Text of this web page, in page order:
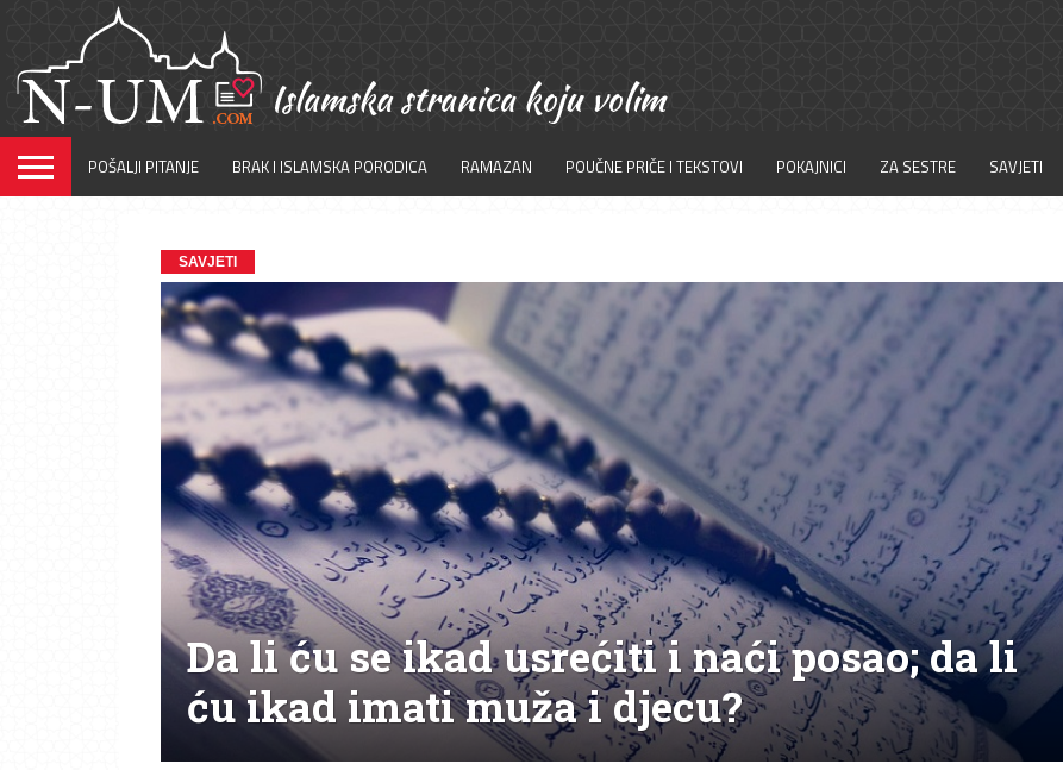
POŠALJI PITANJE BRAK I ISLAMSKA PORODICA RAMAZAN POUČNE PRIČE I TEKSTOVI POKAJNICI ZA SESTRE SAVJETI
SAVJETI
Da li ću se ikad usrećiti i naći posao; da li
ću ikad imati muža i djecu?